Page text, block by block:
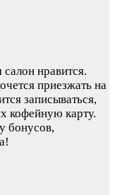
нравится.
приезжать на
записываться,
кофейную карту.
бонусов,